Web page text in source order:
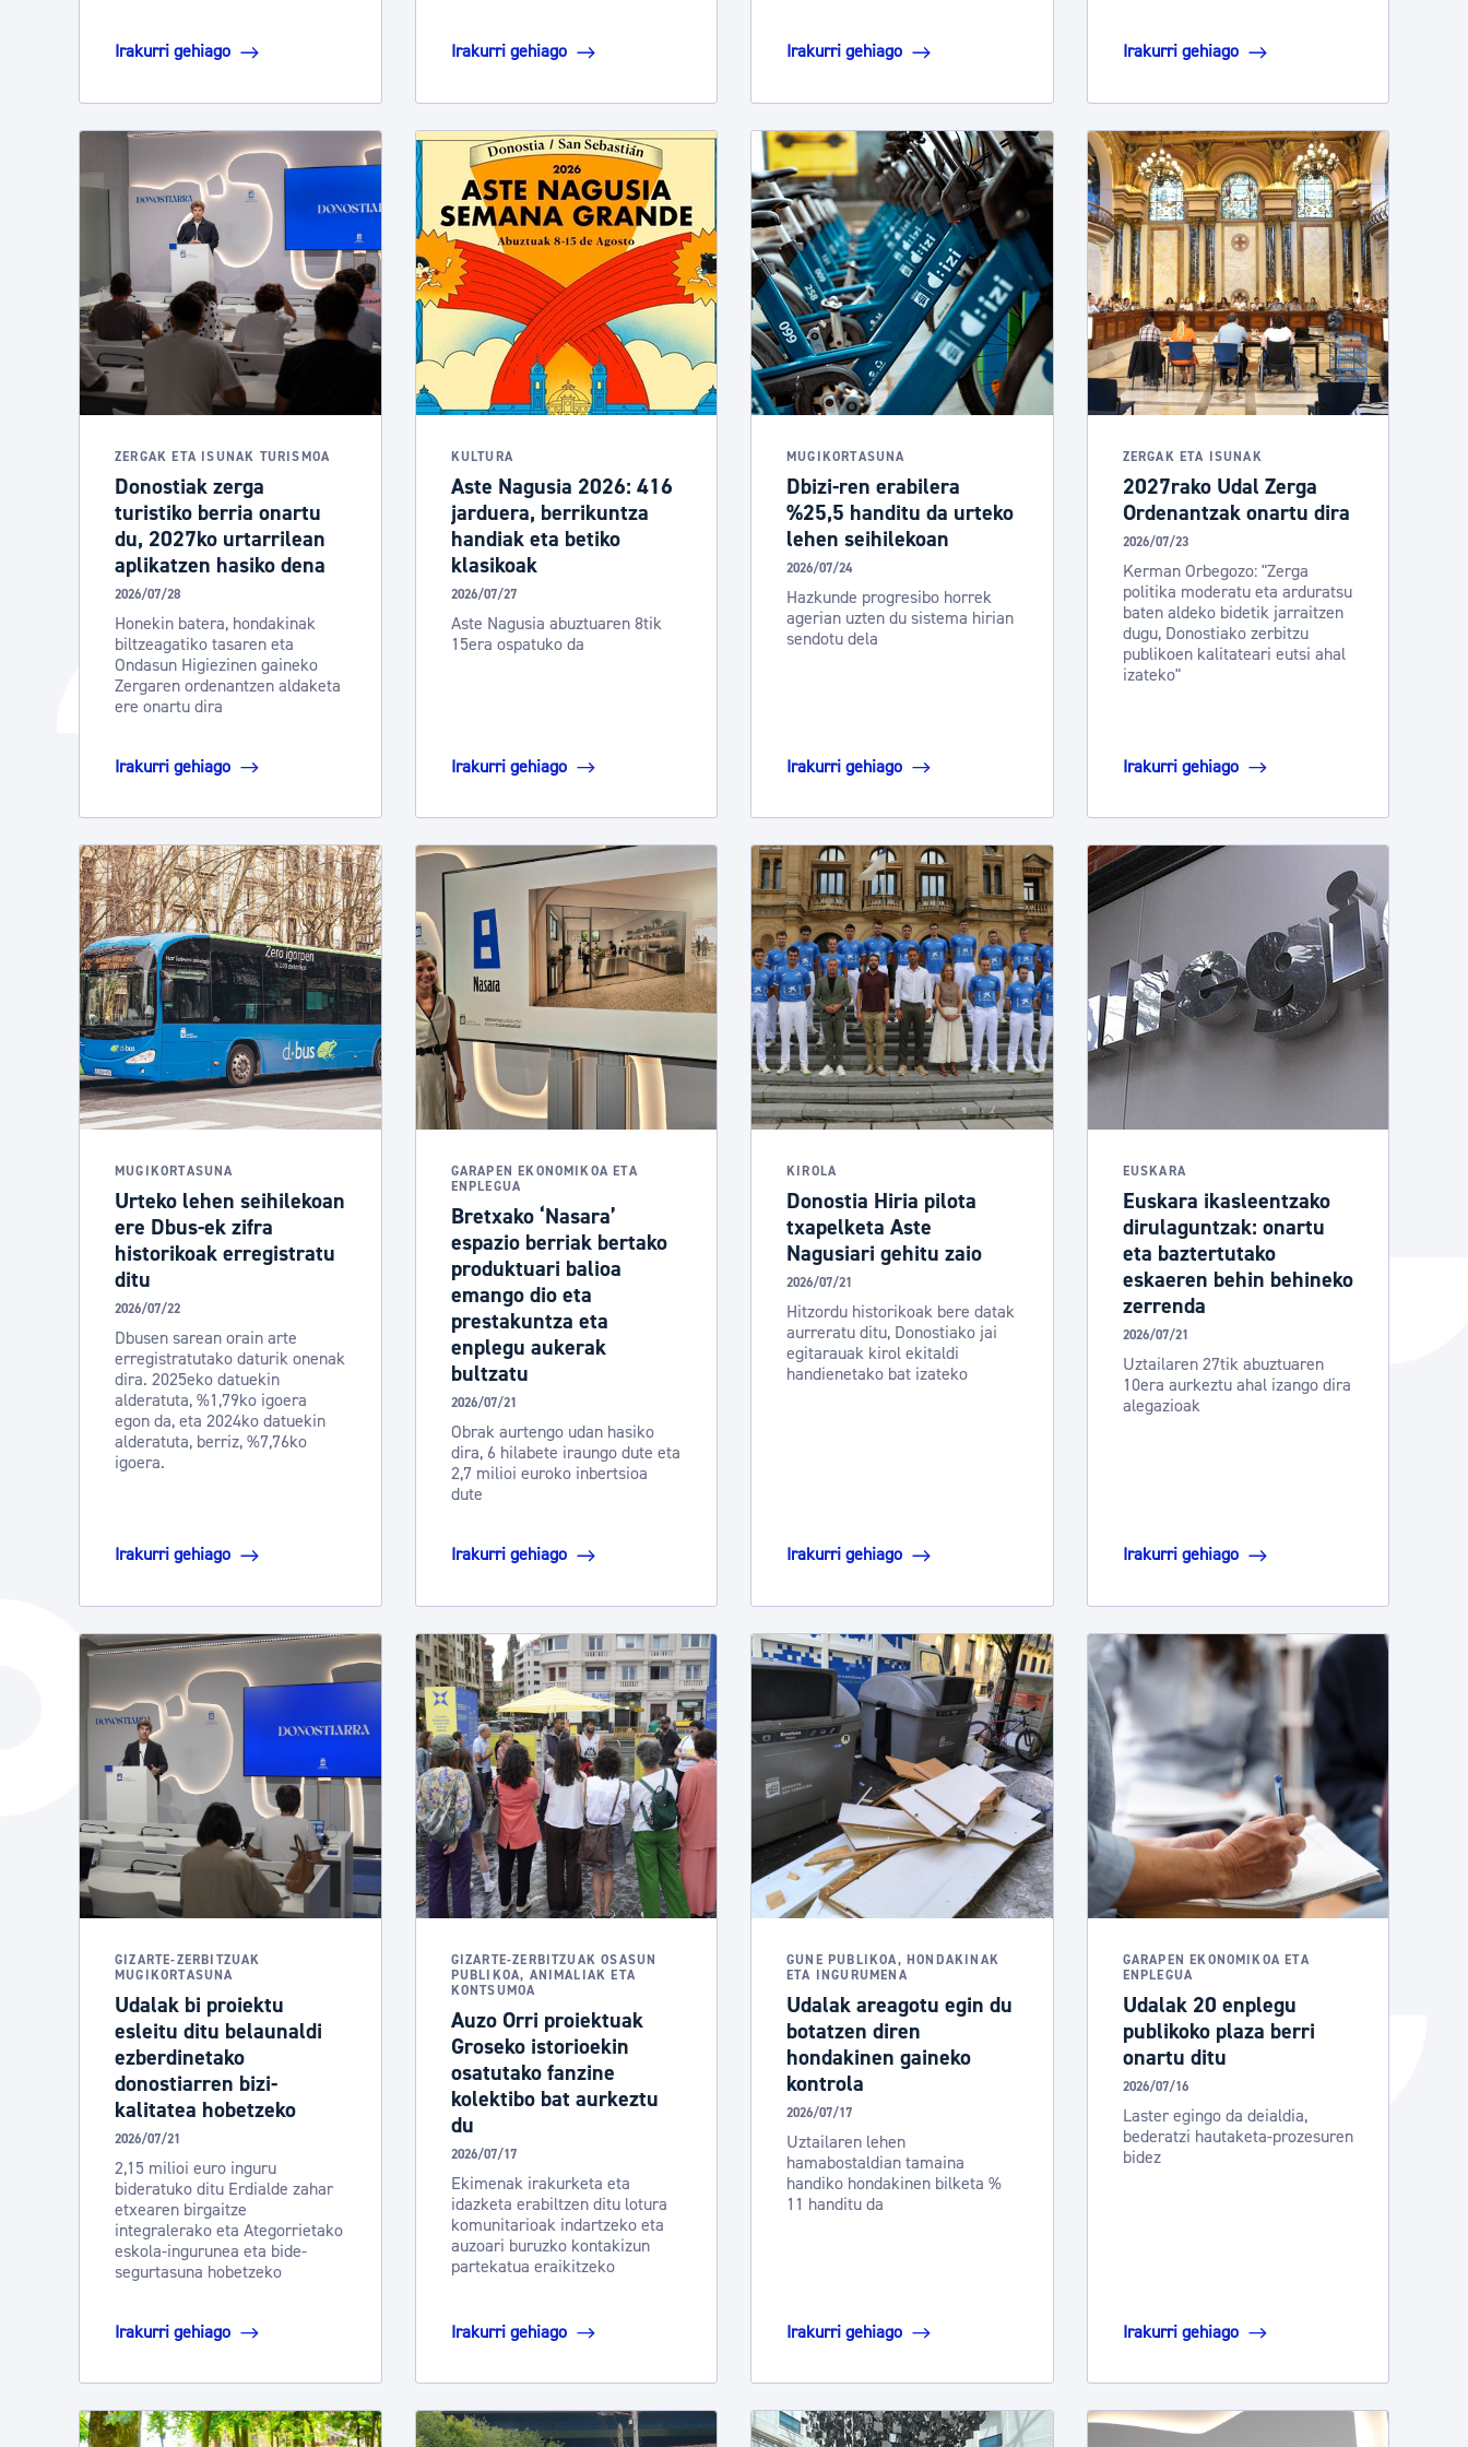
Irakurri gehiago Irakurri gehiago Irakurri gehiago Irakurri gehiago
ZERGAK ETA ISUNAK TURISMOA
Donostiak zerga
turistiko berria onartu
du, 2027ko urtarrilean
aplikatzen hasiko dena
2026/07/28
Honekin batera, hondakinak
biltzeagatiko tasaren eta
Ondasun Higiezinen gaineko
Zergaren ordenantzen aldaketa
ere onartu dira
Irakurri gehiago
KULTURA
Aste Nagusia 2026: 416
jarduera, berrikuntza
handiak eta betiko
klasikoak
2026/07/27
Aste Nagusia abuztuaren 8tik
15era ospatuko da
Irakurri gehiago
MUGIKORTASUNA
Dbizi-ren erabilera
%25,5 handitu da urteko
lehen seihilekoan
2026/07/24
Hazkunde progresibo horrek
agerian uzten du sistema hirian
sendotu dela
Irakurri gehiago
ZERGAK ETA ISUNAK
2027rako Udal Zerga
Ordenantzak onartu dira
2026/07/23
Kerman Orbegozo: "Zerga
politika moderatu eta arduratsu
baten aldeko bidetik jarraitzen
dugu, Donostiako zerbitzu
publikoen kalitateari eutsi ahal
izateko"
Irakurri gehiago
MUGIKORTASUNA
Urteko lehen seihilekoan
ere Dbus-ek zifra
historikoak erregistratu
ditu
2026/07/22
Dbusen sarean orain arte
erregistratutako daturik onenak
dira. 2025eko datuekin
alderatuta, %1,79ko igoera
egon da, eta 2024ko datuekin
alderatuta, berriz, %7,76ko
igoera.
Irakurri gehiago
GARAPEN EKONOMIKOA ETA
ENPLEGUA
Bretxako ‘Nasara’
espazio berriak bertako
produktuari balioa
emango dio eta
prestakuntza eta
enplegu aukerak
bultzatu
2026/07/21
Obrak aurtengo udan hasiko
dira, 6 hilabete iraungo dute eta
2,7 milioi euroko inbertsioa
dute
Irakurri gehiago
KIROLA
Donostia Hiria pilota
txapelketa Aste
Nagusiari gehitu zaio
2026/07/21
Hitzordu historikoak bere datak
aurreratu ditu, Donostiako jai
egitarauak kirol ekitaldi
handienetako bat izateko
Irakurri gehiago
EUSKARA
Euskara ikasleentzako
dirulaguntzak: onartu
eta baztertutako
eskaeren behin behineko
zerrenda
2026/07/21
Uztailaren 27tik abuztuaren
10era aurkeztu ahal izango dira
alegazioak
Irakurri gehiago
GIZARTE-ZERBITZUAK
MUGIKORTASUNA
Udalak bi proiektu
esleitu ditu belaunaldi
ezberdinetako
donostiarren bizi-
kalitatea hobetzeko
2026/07/21
2,15 milioi euro inguru
bideratuko ditu Erdialde zahar
etxearen birgaitze
integralerako eta Ategorrietako
eskola-ingurunea eta bide-
segurtasuna hobetzeko
Irakurri gehiago
GIZARTE-ZERBITZUAK OSASUN
PUBLIKOA, ANIMALIAK ETA
KONTSUMOA
Auzo Orri proiektuak
Groseko istorioekin
osatutako fanzine
kolektibo bat aurkeztu
du
2026/07/17
Ekimenak irakurketa eta
idazketa erabiltzen ditu lotura
komunitarioak indartzeko eta
auzoari buruzko kontakizun
partekatua eraikitzeko
Irakurri gehiago
GUNE PUBLIKOA, HONDAKINAK
ETA INGURUMENA
Udalak areagotu egin du
botatzen diren
hondakinen gaineko
kontrola
2026/07/17
Uztailaren lehen
hamabostaldian tamaina
handiko hondakinen bilketa %
11 handitu da
Irakurri gehiago
GARAPEN EKONOMIKOA ETA
ENPLEGUA
Udalak 20 enplegu
publikoko plaza berri
onartu ditu
2026/07/16
Laster egingo da deialdia,
bederatzi hautaketa-prozesuren
bidez
Irakurri gehiago